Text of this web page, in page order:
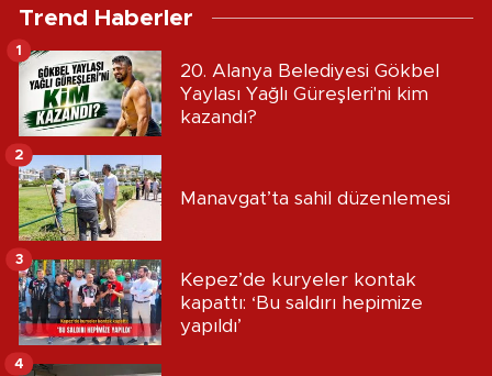
Trend Haberler
20. Alanya Belediyesi Gökbel
Yaylası Yağlı Güreşleri'ni kim
kazandı?
1
Manavgat’ta sahil düzenlemesi
2
Kepez’de kuryeler kontak
kapattı: ‘Bu saldırı hepimize
yapıldı’
3
4